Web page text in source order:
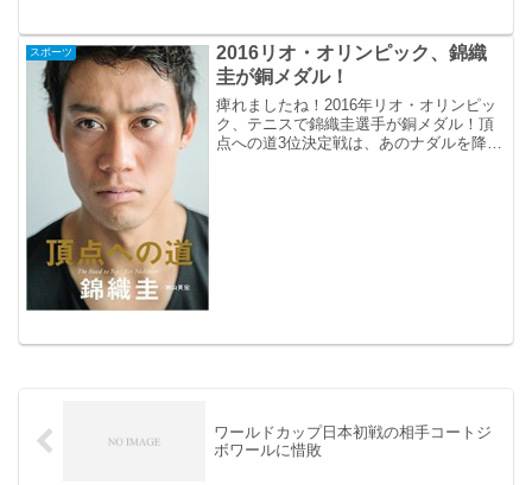
スポーツ
2016リオ・オリンピック、錦織
圭が銅メダル！
痺れましたね！2016年リオ・オリンピッ
ク、テニスで錦織圭選手が銅メダル！頂
点への道3位決定戦は、あのナダルを降し
ワールドカップ日本初戦の相手コートジ
ボワールに惜敗